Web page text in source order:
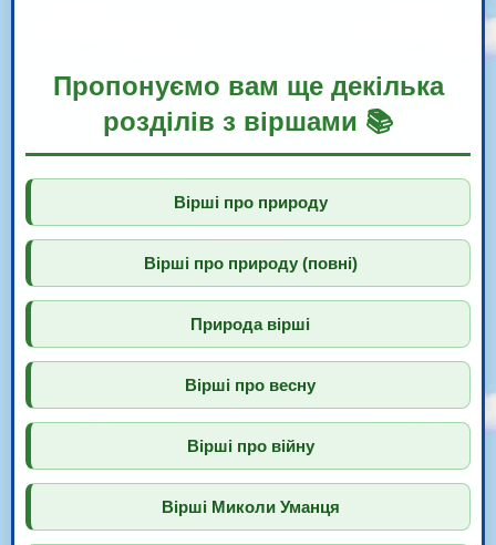
Пропонуємо вам ще декілька
розділів з віршами 📚
Вірші про природу
Вірші про природу (повні)
Природа вірші
Вірші про весну
Вірші про війну
Вірші Миколи Уманця